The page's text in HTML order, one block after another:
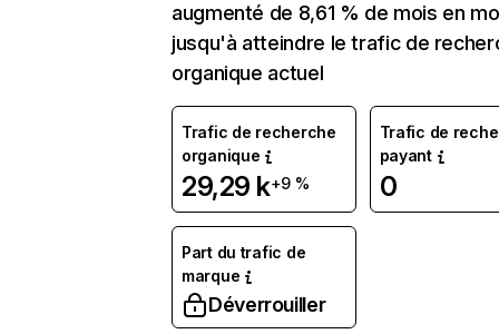
augmenté de 8,61 % de mois en
jusqu'à atteindre le trafic de
organique actuel
Trafic de recherche
organique
29,29 k+9 %
Trafic de
payant
0
Part du trafic de
marque
Déverrouiller